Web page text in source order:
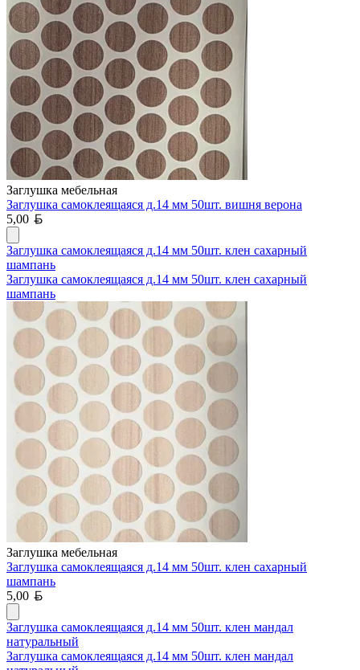
Заглушка мебельная
Заглушка самоклеящаяся д.14 мм 50шт. вишня верона
5,00
Заглушка самоклеящаяся д.14 мм 50шт. клен сахарный
шампань
Заглушка самоклеящаяся д.14 мм 50шт. клен сахарный
шампань
Заглушка мебельная
Заглушка самоклеящаяся д.14 мм 50шт. клен сахарный
шампань
5,00
Заглушка самоклеящаяся д.14 мм 50шт. клен мандал
натуральный
Заглушка самоклеящаяся д.14 мм 50шт. клен мандал